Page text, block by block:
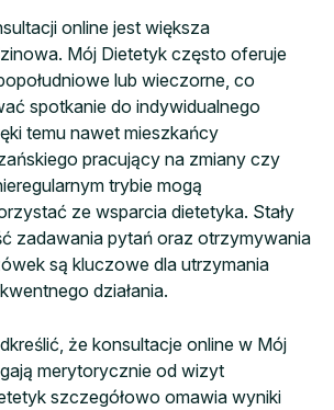
online jest większa
Mój Dietetyk często oferuje
lub wieczorne, co
spotkanie do indywidualnego
temu nawet mieszkańcy
pracujący na zmiany czy
trybie mogą
ze wsparcia dietetyka. Stały
zadawania pytań oraz otrzymywania
są kluczowe dla utrzymania
działania.
że konsultacje online w Mój
merytorycznie od wizyt
szczegółowo omawia wyniki